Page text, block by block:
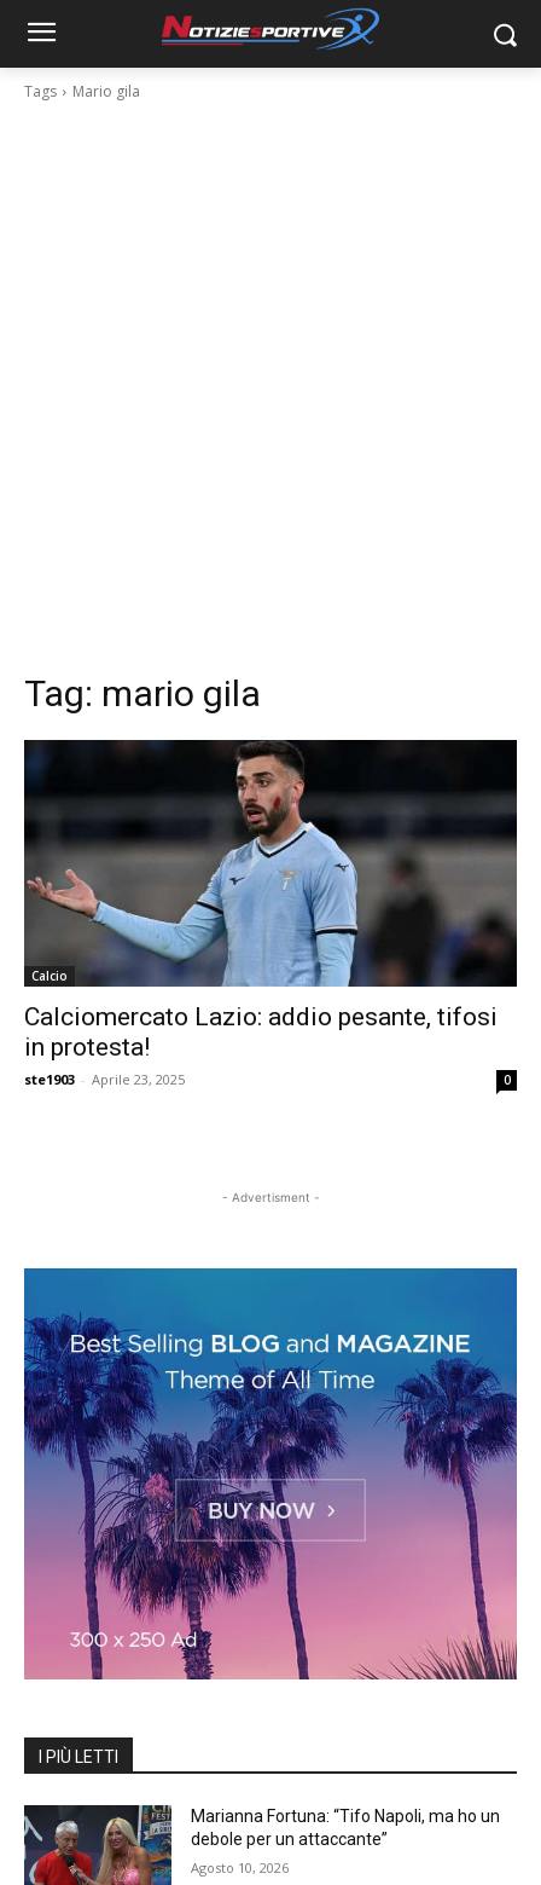
Tags Mario gila
Tag: mario gila
Calcio
Calciomercato Lazio: addio pesante, tifosi
in protesta!
ste1903 - Aprile 23, 2025 0
- Advertisment -
I PIÙ LETTI
Marianna Fortuna: “Tifo Napoli, ma ho un
debole per un attaccante”
Agosto 10, 2026